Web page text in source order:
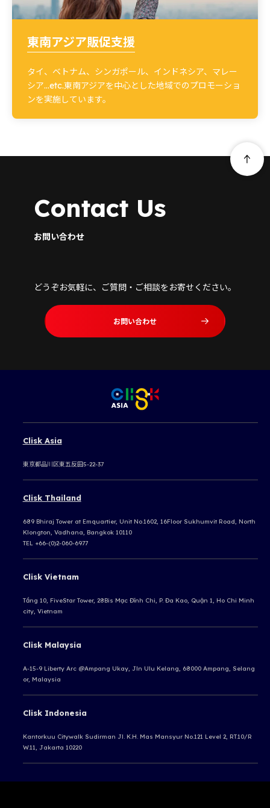
東南アジア販促支援
タイ、ベトナム、シンガポール、インドネシア、マレー
シア…etc.東南アジアを中心とした地域でのプロモーショ
ンを実施しています。
Contact Us
お問い合わせ
どうぞお気軽に、ご質問・ご相談をお寄せください。
お問い合わせ
Clisk Asia
東京都品川区東五反田5-22-37
Clisk Thailand
689 Bhiraj Tower at Emquartier, Unit No.1602, 16Floor Sukhumvit Road, North
Klongton, Vadhana, Bangkok 10110
TEL +66-(0)2-060-6977
Clisk Vietnam
Tầng 10, FiveStar Tower, 28Bis Mạc Đĩnh Chi, P. Đa Kao, Quận 1, Ho Chi Minh
city, Vietnam
Clisk Malaysia
A-15-9 Liberty Arc @Ampang Ukay, Jln Ulu Kelang, 68000 Ampang, Selang
or, Malaysia
Clisk Indonesia
Kantorkuu Citywalk Sudirman Jl. K.H. Mas Mansyur No.121 Level 2, RT.10/R
W.11, Jakarta 10220